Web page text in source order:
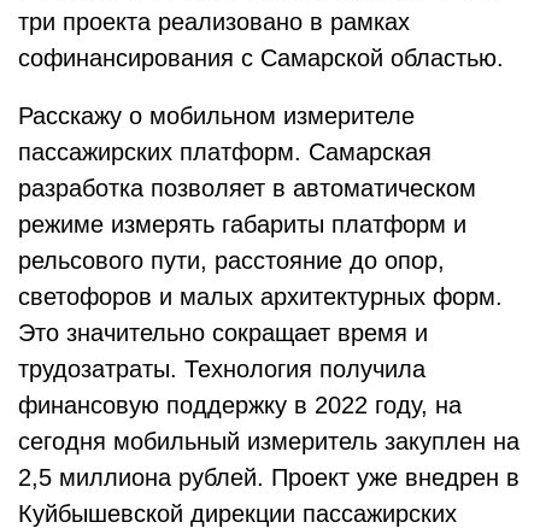
три проекта реализовано в рамках
софинансирования с Самарской областью.
Расскажу о мобильном измерителе
пассажирских платформ. Самарская
разработка позволяет в автоматическом
режиме измерять габариты платформ и
рельсового пути, расстояние до опор,
светофоров и малых архитектурных форм.
Это значительно сокращает время и
трудозатраты. Технология получила
финансовую поддержку в 2022 году, на
сегодня мобильный измеритель закуплен на
2,5 миллиона рублей. Проект уже внедрен в
Куйбышевской дирекции пассажирских